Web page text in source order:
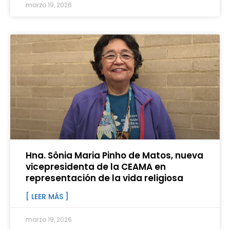
marzo 19, 2026
Hna. Sônia Maria Pinho de Matos, nueva
vicepresidenta de la CEAMA en
representación de la vida religiosa
[ LEER MÁS ]
marzo 19, 2026